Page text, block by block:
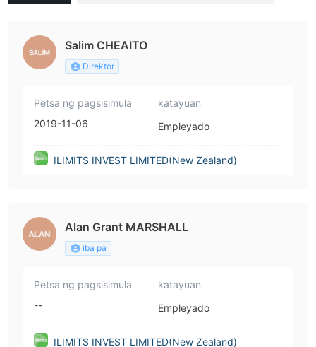
Salim CHEAITO
Direktor
Petsa ng pagsisimula
2019-11-06
katayuan
Empleyado
ILIMITS INVEST LIMITED(New Zealand)
Alan Grant MARSHALL
iba pa
Petsa ng pagsisimula
--
katayuan
Empleyado
ILIMITS INVEST LIMITED(New Zealand)